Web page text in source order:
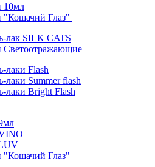
10мл
"Кошачий Глаз"
лак SILK CATS
Светоотражающие
лаки Flash
лаки Summer flash
лаки Bright Flash
"Кошачий Глаз"